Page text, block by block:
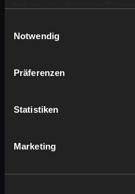
Notwendig
Präferenzen
Statistiken
Marketing
Direktes
Unsere Server sind
Epic-User
Direktes
Server den
Oben auf Ansicht ->